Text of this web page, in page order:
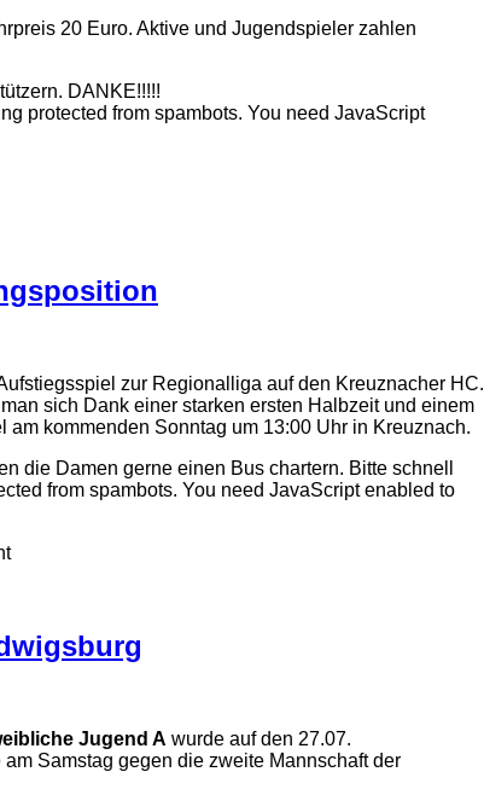
20 Euro. Aktive und Jugendspieler zahlen
DANKE!!!!!
protected from spambots. You need JavaScript
zur Regionalliga auf den Kreuznacher HC.
sich Dank einer starken ersten Halbzeit und einem
kommenden Sonntag um 13:00 Uhr in Kreuznach.
die Damen gerne einen Bus chartern. Bitte schnell
from spambots. You need JavaScript enabled to
Jugend A wurde auf den 27.07.
Samstag gegen die zweite Mannschaft der